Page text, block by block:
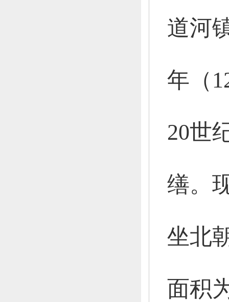
道河
年（
20世
缮。
坐北
面积